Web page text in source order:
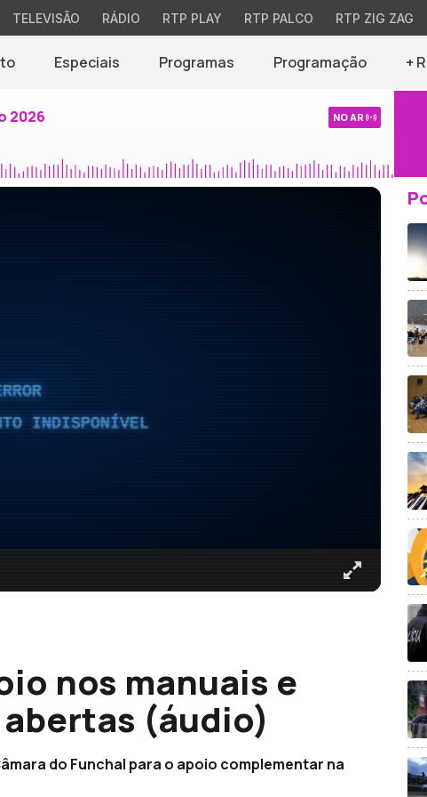
TELEVISÃO RÁDIO RTP PLAY RTP PALCO RTP ZIG ZAG
Especiais Programas Programação +
2026 NO AR
INDISPONÍVEL
nos manuais e
(áudio)
do Funchal para o apoio complementar na